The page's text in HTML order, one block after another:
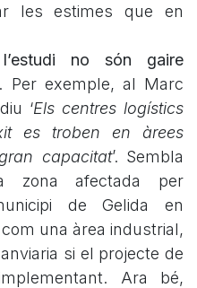
les estimes que en
no són gaire
. Per exemple, al Marc
‘Els centres logístics
es troben en àrees
capacitat’. Sembla
zona afectada per
de Gelida en
una àrea industrial,
si el projecte de
Ara bé,